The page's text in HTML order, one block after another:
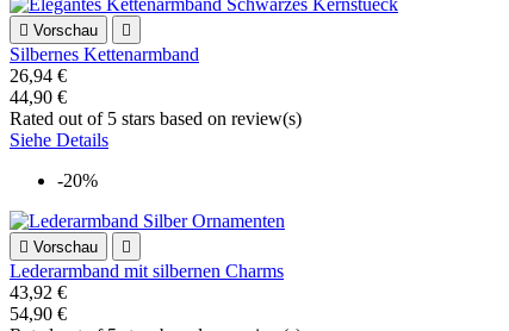
 Vorschau 
Silbernes Kettenarmband
26,94 €
44,90 €
Rated out of 5 stars based on review(s)
Siehe Details
-20%
 Vorschau 
Lederarmband mit silbernen Charms
43,92 €
54,90 €